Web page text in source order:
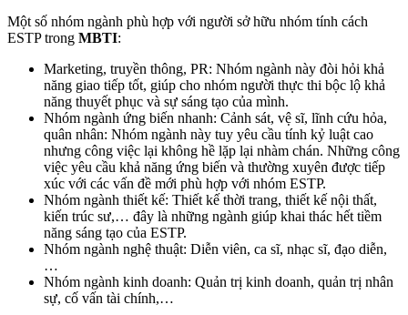
Một số nhóm ngành phù hợp với người sở hữu nhóm tính cách
ESTP trong MBTI:
Marketing, truyền thông, PR: Nhóm ngành này đòi hỏi khả
năng giao tiếp tốt, giúp cho nhóm người thực thi bộc lộ khả
năng thuyết phục và sự sáng tạo của mình.
Nhóm ngành ứng biến nhanh: Cảnh sát, vệ sĩ, lĩnh cứu hỏa,
quân nhân: Nhóm ngành này tuy yêu cầu tính kỷ luật cao
nhưng công việc lại không hề lặp lại nhàm chán. Những công
việc yêu cầu khả năng ứng biến và thường xuyên được tiếp
xúc với các vấn đề mới phù hợp với nhóm ESTP.
Nhóm ngành thiết kế: Thiết kế thời trang, thiết kế nội thất,
kiến trúc sư,… đây là những ngành giúp khai thác hết tiềm
năng sáng tạo của ESTP.
Nhóm ngành nghệ thuật: Diễn viên, ca sĩ, nhạc sĩ, đạo diễn,
…
Nhóm ngành kinh doanh: Quản trị kinh doanh, quản trị nhân
sự, cố vấn tài chính,…